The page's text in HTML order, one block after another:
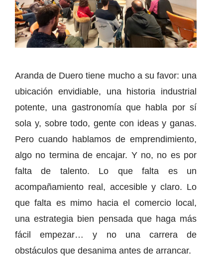
Aranda de Duero tiene mucho a su favor: una
ubicación envidiable, una historia industrial
potente, una gastronomía que habla por sí
sola y, sobre todo, gente con ideas y ganas.
Pero cuando hablamos de emprendimiento,
algo no termina de encajar. Y no, no es por
falta de talento. Lo que falta es un
acompañamiento real, accesible y claro. Lo
que falta es mimo hacia el comercio local,
una estrategia bien pensada que haga más
fácil empezar… y no una carrera de
obstáculos que desanima antes de arrancar.